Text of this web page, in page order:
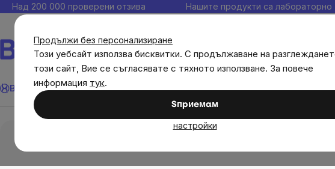
Продължи без персонализиране
Този уебсайт използва бисквитки. С продължаване на
този сайт, Вие се съгласявате с тяхното използване. За повече
информация тук.
Sпpиeмaм
настройки
Прескочи
към
съдържанието
Над 200 000 проверени отзива Нашите продукти са лабораторно
Brainmax Имунитет Акции💪 WomenPowerЦелиДиетични добавки